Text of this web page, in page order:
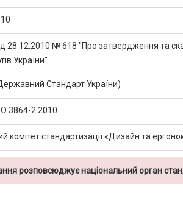
28.12.2010 № 618 "Про затвердження та
України"
Стандарт України)
3864-2:2010
комітет стандартизації «Дизайн та
розповсюджує національний орган